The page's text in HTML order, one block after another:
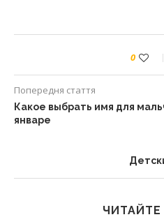
0
Попередня стаття
Какое выбрать имя для
январе